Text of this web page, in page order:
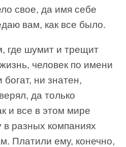
свое, да имя себе
вам, как все было.
где шумит и трещит
человек по имени
ни знатен,
да только
и все в этом мире
разных компаниях
Платили ему, конечно,